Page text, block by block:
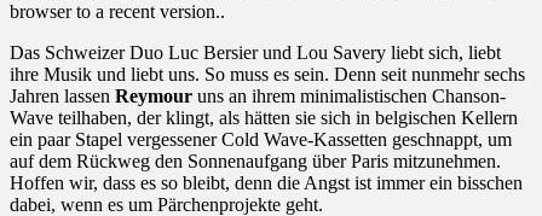
browser to a recent version..
Das Schweizer Duo Luc Bersier und Lou Savery liebt sich, liebt
ihre Musik und liebt uns. So muss es sein. Denn seit nunmehr sechs
Jahren lassen Reymour uns an ihrem minimalistischen Chanson-
Wave teilhaben, der klingt, als hätten sie sich in belgischen Kellern
ein paar Stapel vergessener Cold Wave-Kassetten geschnappt, um
auf dem Rückweg den Sonnenaufgang über Paris mitzunehmen.
Hoffen wir, dass es so bleibt, denn die Angst ist immer ein bisschen
dabei, wenn es um Pärchenprojekte geht.